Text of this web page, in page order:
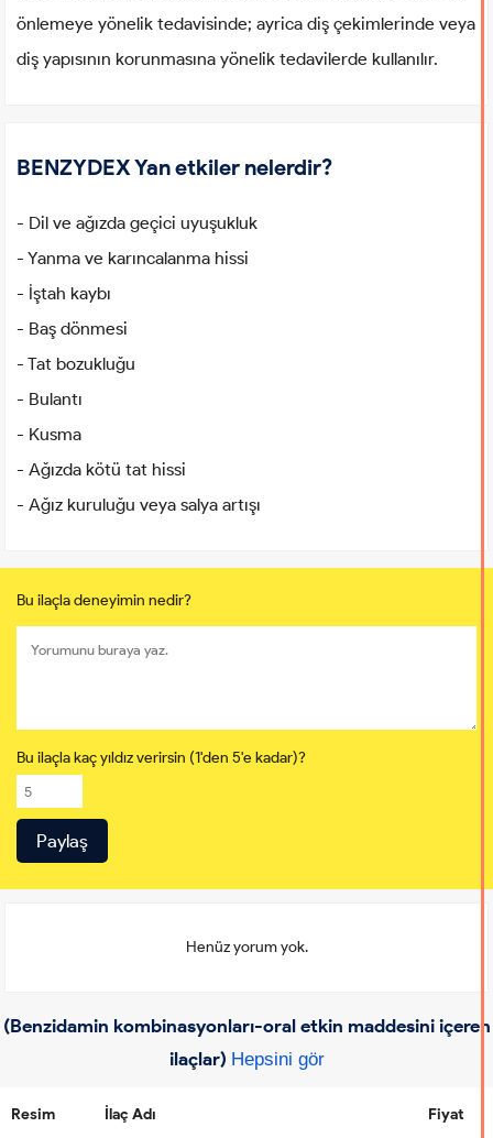
önlemeye yönelik tedavisinde; ayrica diş çekimlerinde veya
diş yapısının korunmasına yönelik tedavilerde kullanılır.
BENZYDEX Yan etkiler nelerdir?
- Dil ve ağızda geçici uyuşukluk
- Yanma ve karıncalanma hissi
- İştah kaybı
- Baş dönmesi
- Tat bozukluğu
- Bulantı
- Kusma
- Ağızda kötü tat hissi
- Ağız kuruluğu veya salya artışı
Bu ilaçla deneyimin nedir?
Bu ilaçla kaç yıldız verirsin (1'den 5'e kadar)?
Henüz yorum yok.
(Benzidamin kombinasyonları-oral etkin maddesini içeren
ilaçlar) Hepsini gör
Resim İlaç Adı Fiyat